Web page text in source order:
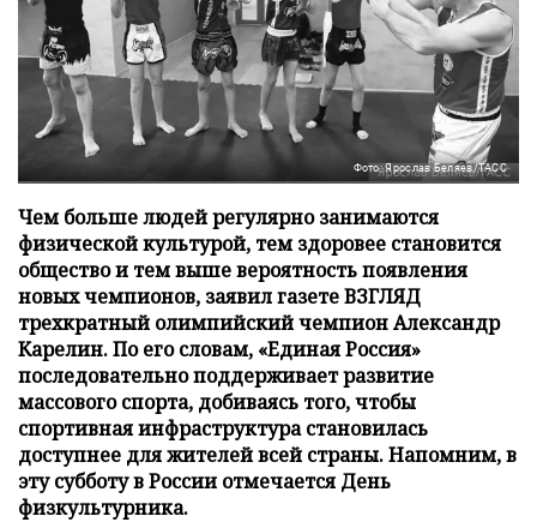
Фото: Ярослав Беляев/ТАСС
Чем больше людей регулярно занимаются
физической культурой, тем здоровее становится
общество и тем выше вероятность появления
новых чемпионов, заявил газете ВЗГЛЯД
трехкратный олимпийский чемпион Александр
Карелин. По его словам, «Единая Россия»
последовательно поддерживает развитие
массового спорта, добиваясь того, чтобы
спортивная инфраструктура становилась
доступнее для жителей всей страны. Напомним, в
эту субботу в России отмечается День
физкультурника.